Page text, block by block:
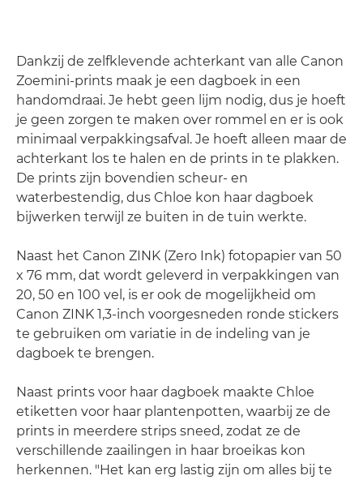
Dankzij de zelfklevende achterkant van alle Canon
Zoemini-prints maak je een dagboek in een
handomdraai. Je hebt geen lijm nodig, dus je hoeft
je geen zorgen te maken over rommel en er is ook
minimaal verpakkingsafval. Je hoeft alleen maar de
achterkant los te halen en de prints in te plakken.
De prints zijn bovendien scheur- en
waterbestendig, dus Chloe kon haar dagboek
bijwerken terwijl ze buiten in de tuin werkte.
Naast het Canon ZINK (Zero Ink) fotopapier van 50
x 76 mm, dat wordt geleverd in verpakkingen van
20, 50 en 100 vel, is er ook de mogelijkheid om
Canon ZINK 1,3-inch voorgesneden ronde stickers
te gebruiken om variatie in de indeling van je
dagboek te brengen.
Naast prints voor haar dagboek maakte Chloe
etiketten voor haar plantenpotten, waarbij ze de
prints in meerdere strips sneed, zodat ze de
verschillende zaailingen in haar broeikas kon
herkennen. "Het kan erg lastig zijn om alles bij te